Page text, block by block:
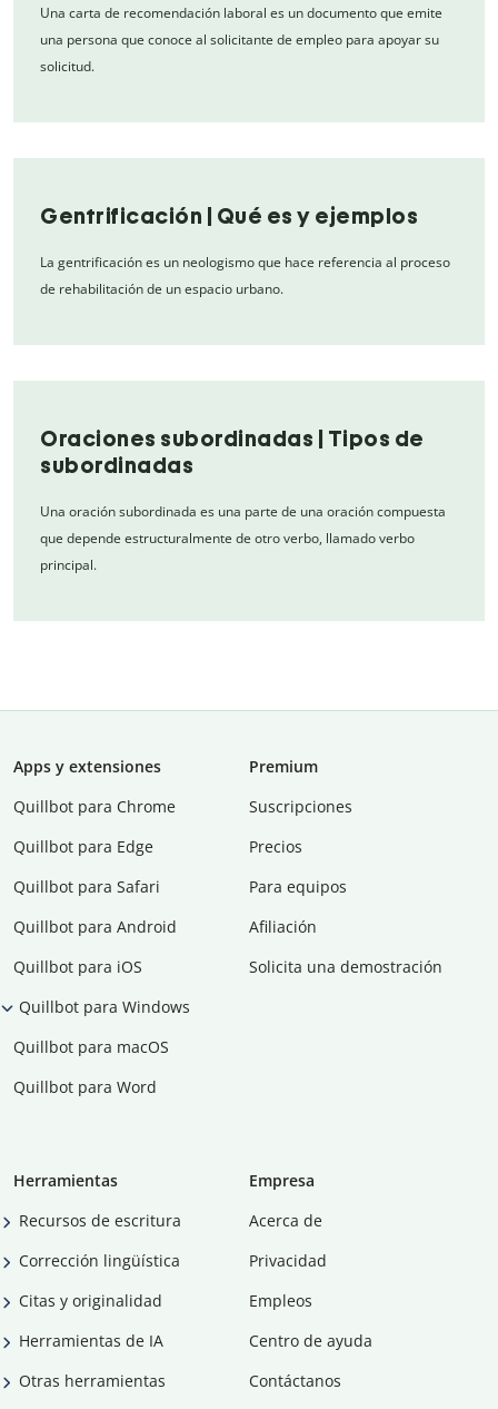
Una carta de recomendación laboral es un documento que emite
una persona que conoce al solicitante de empleo para apoyar su
solicitud.
Gentrificación | Qué es y ejemplos
La gentrificación es un neologismo que hace referencia al proceso
de rehabilitación de un espacio urbano.
Oraciones subordinadas | Tipos de
subordinadas
Una oración subordinada es una parte de una oración compuesta
que depende estructuralmente de otro verbo, llamado verbo
principal.
Apps y extensiones
Quillbot para Chrome
Quillbot para Edge
Quillbot para Safari
Quillbot para Android
Quillbot para iOS
Quillbot para Windows
Quillbot para macOS
Quillbot para Word
Premium
Suscripciones
Precios
Para equipos
Afiliación
Solicita una demostración
Herramientas
Recursos de escritura
Corrección lingüística
Citas y originalidad
Herramientas de IA
Otras herramientas
Empresa
Acerca de
Privacidad
Empleos
Centro de ayuda
Contáctanos